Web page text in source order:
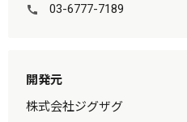
call 03-6777-7189
開発元
株式会社ジグザグ